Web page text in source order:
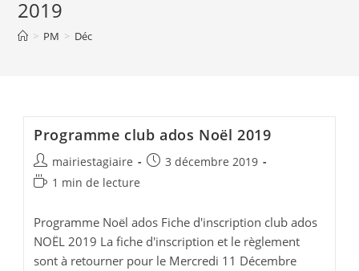
2019
> PM > Déc
Programme club ados Noël 2019
Auteur/autrice
de
mairiestagiaire
Publication
3 décembre 2019
Temps
lecture :
1 min de lecture
Programme Noël ados Fiche d'inscription club ados
NOËL 2019 La fiche d'inscription et le règlement
sont à retourner pour le Mercredi 11 Décembre